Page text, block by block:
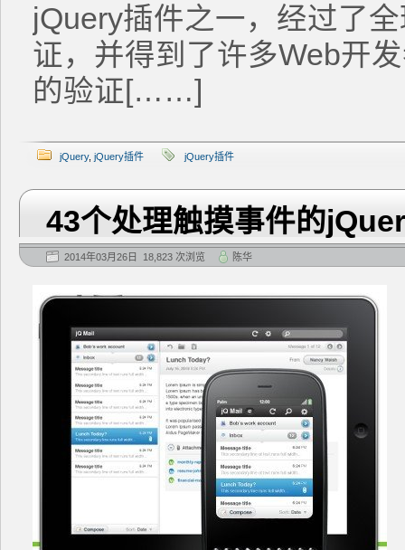
jQuery插件之一，经过了
证，并得到了许多Web开
的验证[……]
jQuery, jQuery插件 jQuery插件
43个处理触摸事件的
2014年03月26日 18,823 次浏览 陈华